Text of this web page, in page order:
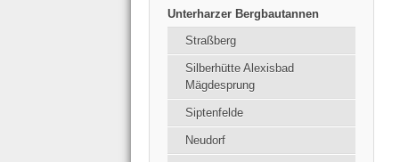
Unterharzer Bergbautannen
Straßberg
Silberhütte Alexisbad
Mägdesprung
Siptenfelde
Neudorf